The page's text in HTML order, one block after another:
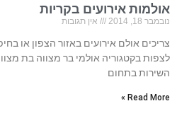
אולמות אירועים בקריות
נובמבר 18, 2014 אין תגובות
צריכים אולם אירועים באזור הצפון או
לצפות בקטגוריה אולמי בר מצווה בת
השירות בתחום
Read More »